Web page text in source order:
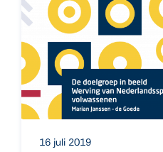
Kennisbank
Over Oefenen.nl
Contact
16 juli 2019